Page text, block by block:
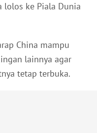
ke Piala Dunia
China mampu
lainnya agar
tetap terbuka.